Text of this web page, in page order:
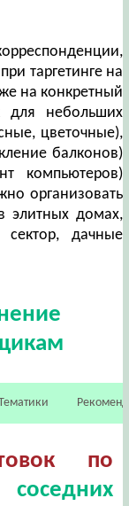
таргетинге на
на конкретный
для небольших
цветочные),
балконов)
компьютеров)
организовать
элитных домах,
сектор, дачные
по